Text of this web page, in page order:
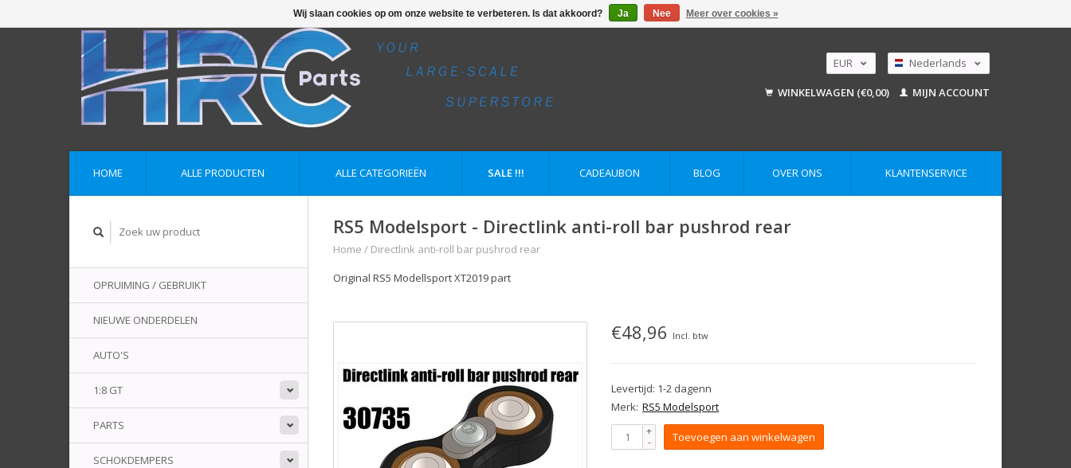
EUR
USD
Nederlands
English
WINKELWAGEN (€0,00) MIJN ACCOUNT
HOME ALLE PRODUCTEN ALLE CATEGORIEËN SALE !!! CADEAUBON BLOG OVER ONS KLANTENSERVICE
OPRUIMING / GEBRUIKT
NIEUWE ONDERDELEN
AUTO'S
1:8 GT
PARTS
SCHOKDEMPERS
RS5 Modelsport - Directlink anti-roll bar pushrod rear
Home / Directlink anti-roll bar pushrod rear
Original RS5 Modellsport XT2019 part
€48,96 Incl. btw
Levertijd: 1-2 dagenn
Merk: RS5 Modelsport
+
- Toevoegen aan winkelwagen
Wij slaan cookies op om onze website te verbeteren. Is dat akkoord? Ja Nee Meer over cookies »